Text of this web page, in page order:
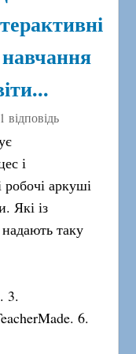
1 відповідь
і
робочі аркуші
Які із
таку
3.
6.